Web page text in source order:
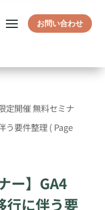
お問い合わせ
限定開催 無料セミナ
う要件整理( Page
ー】GA4
行に伴う要